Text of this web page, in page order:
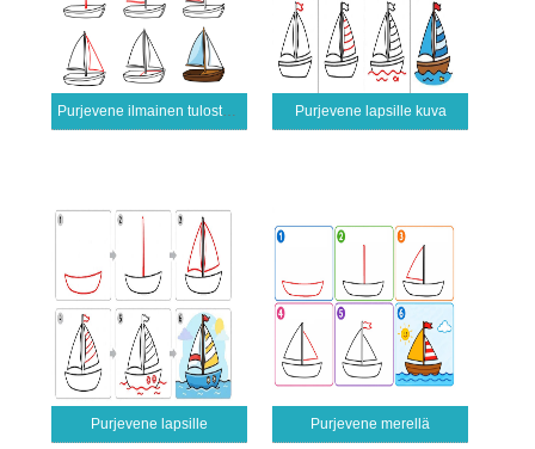
Purjevene ilmainen tulostettava Purjevene lapsille kuva
Purjevene lapsille Purjevene merellä